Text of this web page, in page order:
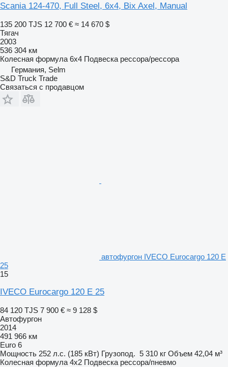
Scania 124-470, Full Steel, 6x4, Bix Axel, Manual
135 200 TJS 12 700 € ≈ 14 670 $
Тягач
2003
536 304 км
Колесная формула 6x4 Подвеска рессора/рессора
Германия, Selm
S&D Truck Trade
Связаться с продавцом
автофургон IVECO Eurocargo 120 E
25
15
IVECO Eurocargo 120 E 25
84 120 TJS 7 900 € ≈ 9 128 $
Автофургон
2014
491 966 км
Euro 6
Мощность 252 л.с. (185 кВт) Грузопод. 5 310 кг Объем 42,04 м³
Колесная формула 4x2 Подвеска рессора/пневмо